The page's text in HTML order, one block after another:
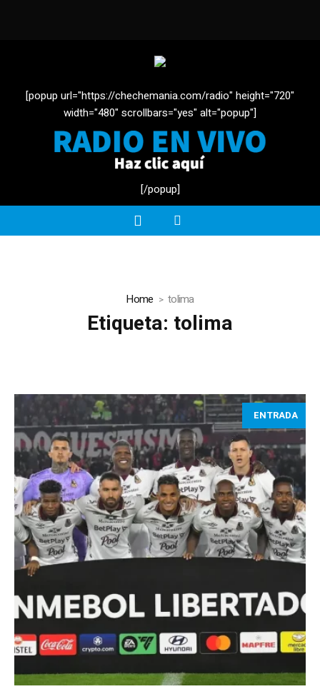
[popup url="https://chechemania.com/radio" height="720"
width="480" scrollbars="yes" alt="popup"]
[/popup]
Home tolima
Etiqueta: tolima
ENTRADA